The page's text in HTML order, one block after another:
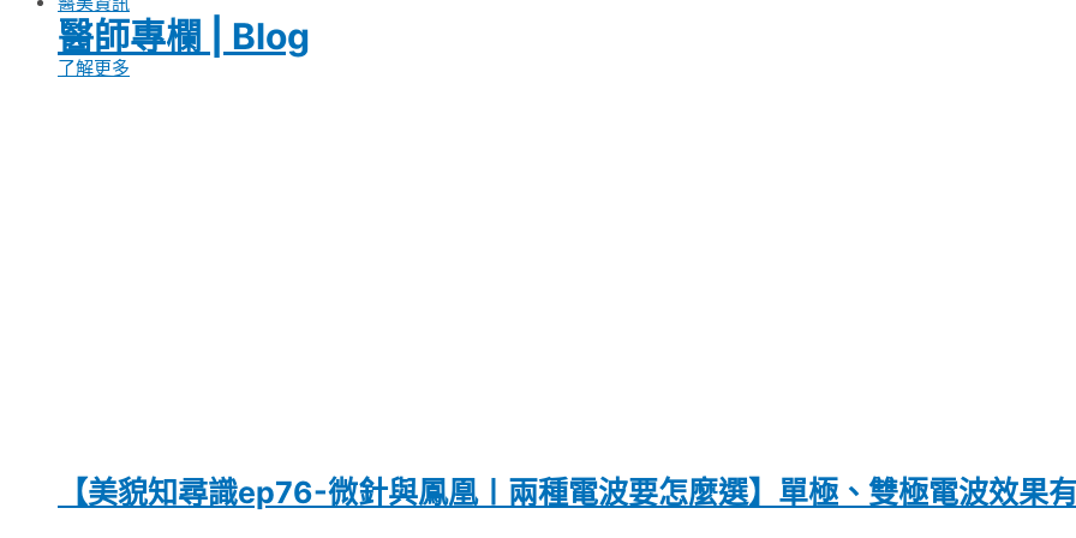
醫師專欄 | Blog
了解更多
【美貌知尋識ep76-微針與鳳凰〡兩種電波要怎麼選】單極、雙極電波效果